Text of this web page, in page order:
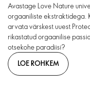
Avastage Love Nature
orgaaniliste ekstraktidega.
arvata värskest uuest
rikastatud orgaanilise
otsekohe paradiisi?
LOE ROHKEM